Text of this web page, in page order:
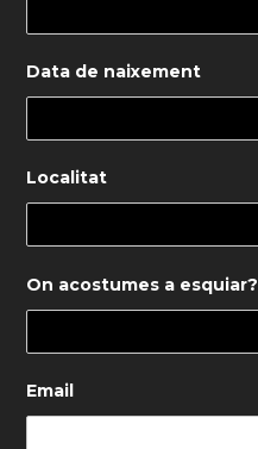
Data de naixement
Localitat
On acostumes a esquiar?
Email